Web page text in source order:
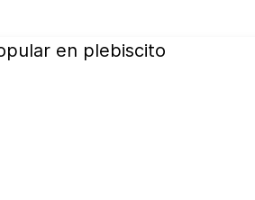
en plebiscito